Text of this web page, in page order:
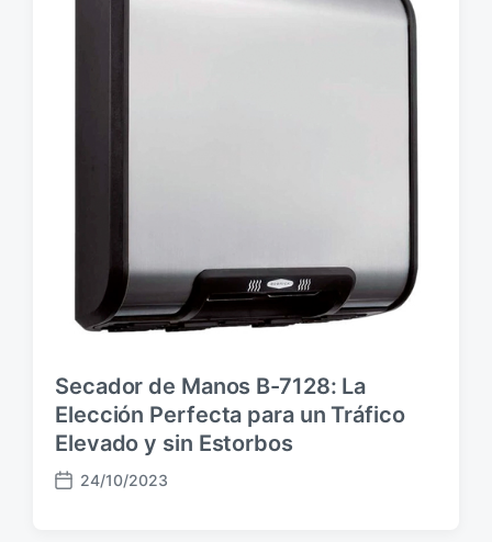
Secador de Manos B-7128: La
Elección Perfecta para un Tráfico
Elevado y sin Estorbos
F
24/10/2023